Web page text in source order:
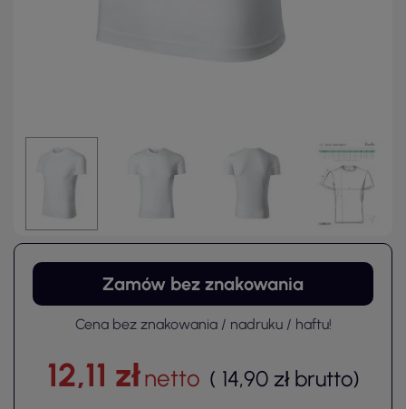
Zamów bez znakowania
Cena bez znakowania / nadruku / haftu!
12,11 złnetto ( 14,90 zł brutto)